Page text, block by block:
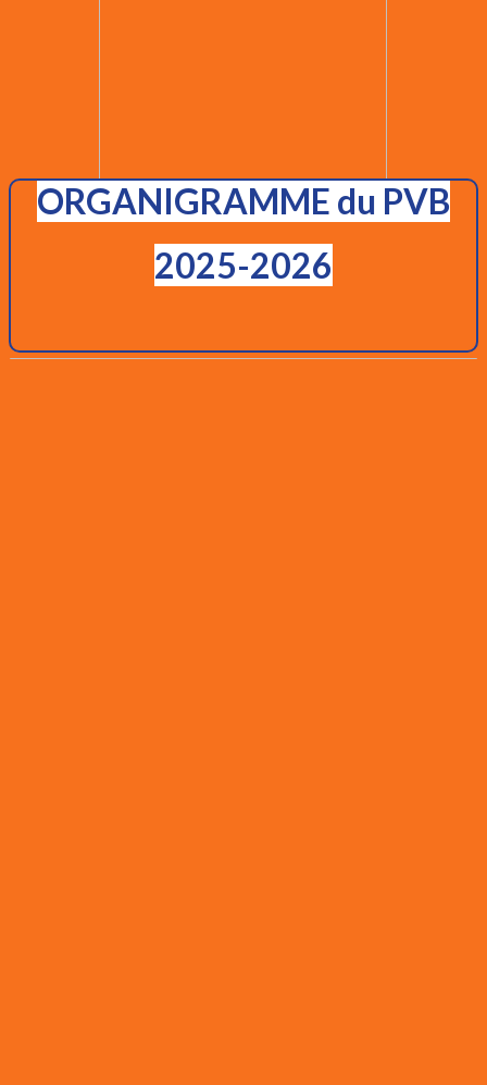
ORGANIGRAMME du PVB
2025-2026